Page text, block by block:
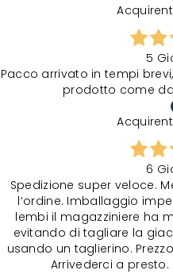
5
Pacco arrivato in tempi
prodotto come
6
Spedizione super veloce.
l‘ordine. Imballaggio
lembi il magazziniere ha
evitando di tagliare la
usando un taglierino.
Arrivederci a presto.